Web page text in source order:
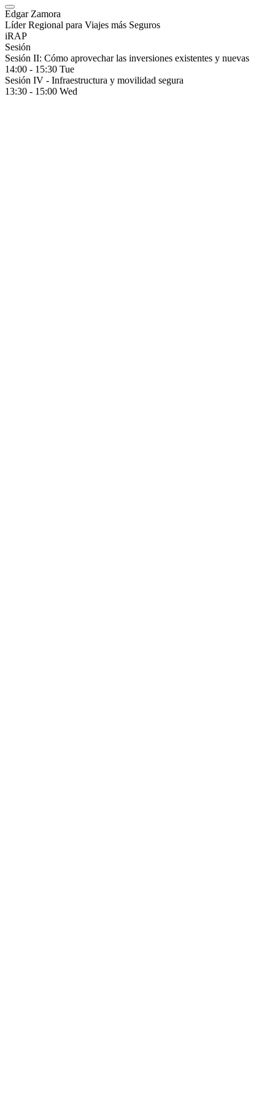
Edgar Zamora
Líder Regional para Viajes más Seguros
iRAP
Sesión
Sesión II: Cómo aprovechar las inversiones existentes y nuevas
14:00 - 15:30 Tue
Sesión IV - Infraestructura y movilidad segura
13:30 - 15:00 Wed